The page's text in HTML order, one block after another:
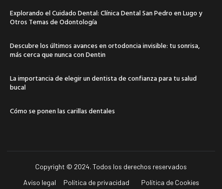
Explorando el Cuidado Dental: Clínica Dental San Pedro en Lugo y
Otros Temas de Odontología
Descubre los últimos avances en ortodoncia invisible: tu sonrisa,
más cerca que nunca con Dentin
La importancia de elegir un dentista de confianza para tu salud
bucal
Cómo se ponen las carillas dentales
Copyright © 2024. Todos los derechos reservados
Aviso legal
Política de privacidad Política de Cookies